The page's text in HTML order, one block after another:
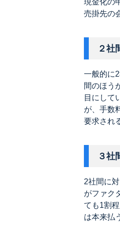
現金化の
売掛先の
２社
一般的に
間のほう
目にして
が、手数
要求され
３社
2社間に
がファク
ても1割
は本来払